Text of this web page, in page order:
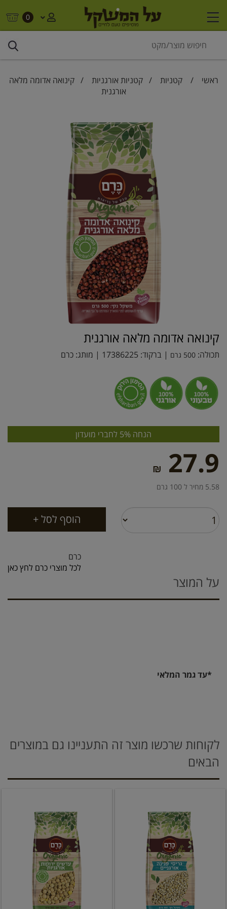
0
ראשי /קטניות /קטניות אורגניות / קינואה אדומה מלאה
אורגנית
קינואה אדומה מלאה אורגנית
תכולה: 500 גרם | ברקוד: 17386225 | מותג: כרם
הנחה 5% לחברי מועדון
27.9
₪
5.58 מחיר ל 100 גרם
כרם
לכל מוצרי כרם לחץ כאן
על המוצר
*עד גמר המלאי
לקוחות שרכשו מוצר זה התעניינו גם במוצרים
הבאים